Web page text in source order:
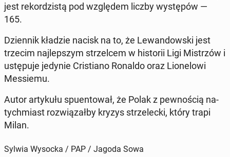
jest re­kor­dzi­stą pod wzglę­dem liczby wy­stę­pów —
165.
Dzien­nik kładzie nacisk na to, że Le­wan­dow­ski jest
trzecim naj­lep­szym strzel­cem w hi­sto­rii Ligi Mi­strzów i
ustę­pu­je jedynie Cri­stia­no Ronaldo oraz Lio­ne­lo­wi
Mes­sie­mu.
Autor ar­ty­ku­łu spu­en­to­wał, że Polak z pew­no­ścią na­
tych­miast roz­wią­zał­by kryzys strze­lec­ki, który trapi
Milan.
Sylwia Wysocka / PAP / Jagoda Sowa